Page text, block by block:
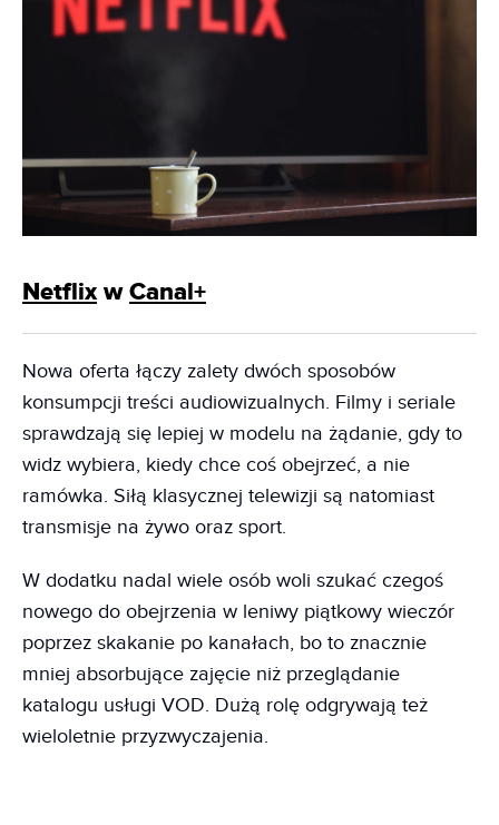
NetflixwCanal+
Nowa oferta łączy zalety dwóch sposobów
konsumpcji treści audiowizualnych. Filmy i seriale
sprawdzają się lepiej w modelu na żądanie, gdy to
widz wybiera, kiedy chce coś obejrzeć, a nie
ramówka. Siłą klasycznej telewizji są natomiast
transmisje na żywo oraz sport.
W dodatku nadal wiele osób woli szukać czegoś
nowego do obejrzenia w leniwy piątkowy wieczór
poprzez skakanie po kanałach, bo to znacznie
mniej absorbujące zajęcie niż przeglądanie
katalogu usługi VOD. Dużą rolę odgrywają też
wieloletnie przyzwyczajenia.